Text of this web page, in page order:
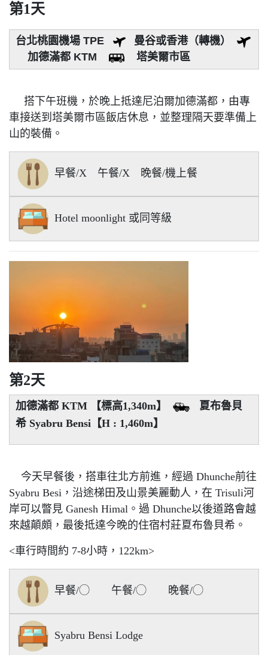
第1天
台北桃園機場 TPE
曼谷或香港（轉機）
加德滿都 KTM
塔美爾市區
搭下午班機，於晚上抵達尼泊爾加德滿都，由專
車接送到塔美爾市區飯店休息，並整理隔天要準備上
山的裝備。
早餐/X 午餐/X 晚餐/機上餐
Hotel moonlight 或同等級
第2天
加德滿都 KTM 【標高1,340m】
夏布魯貝
希 Syabru Bensi【H : 1,460m】
今天早餐後，搭車往北方前進，經過 Dhunche前往
Syabru Besi，沿途梯田及山景美麗動人，在 Trisuli河
岸可以瞥見 Ganesh Himal。過 Dhunche以後道路會越
來越顛頗，最後抵達今晚的住宿村莊夏布魯貝希。
<車行時間約 7-8小時，122km>
早餐/◯ 午餐/◯ 晚餐/◯
Syabru Bensi Lodge